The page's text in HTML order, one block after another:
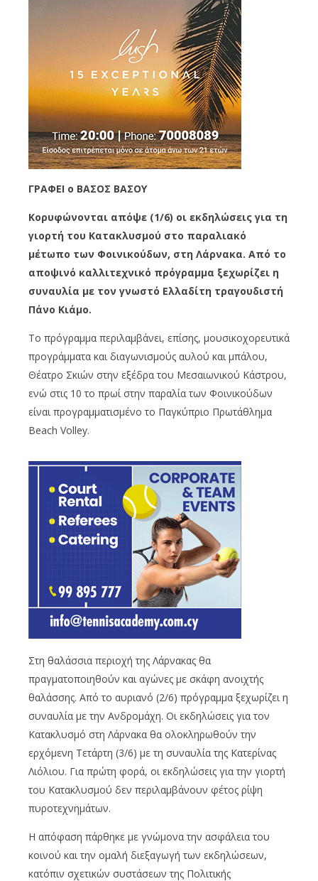
ΓΡΑΦΕΙ ο ΒΑΣΟΣ ΒΑΣΟΥ
Κορυφώνονται απόψε (1/6) οι εκδηλώσεις για τη
γιορτή του Κατακλυσμού στο παραλιακό
μέτωπο των Φοινικούδων, στη Λάρνακα. Από το
αποψινό καλλιτεχνικό πρόγραμμα ξεχωρίζει η
συναυλία με τον γνωστό Ελλαδίτη τραγουδιστή
Πάνο Κιάμο.
Το πρόγραμμα περιλαμβάνει, επίσης, μουσικοχορευτικά
προγράμματα και διαγωνισμούς αυλού και μπάλου,
Θέατρο Σκιών στην εξέδρα του Μεσαιωνικού Κάστρου,
ενώ στις 10 το πρωί στην παραλία των Φοινικούδων
είναι προγραμματισμένο το Παγκύπριο Πρωτάθλημα
Beach Volley.
Στη θαλάσσια περιοχή της Λάρνακας θα
πραγματοποιηθούν και αγώνες με σκάφη ανοιχτής
θαλάσσης. Από το αυριανό (2/6) πρόγραμμα ξεχωρίζει η
συναυλία με την Ανδρομάχη. Οι εκδηλώσεις για τον
Κατακλυσμό στη Λάρνακα θα ολοκληρωθούν την
ερχόμενη Τετάρτη (3/6) με τη συναυλία της Κατερίνας
Λιόλιου. Για πρώτη φορά, οι εκδηλώσεις για την γιορτή
του Κατακλυσμού δεν περιλαμβάνουν φέτος ρίψη
πυροτεχνημάτων.
Η απόφαση πάρθηκε με γνώμονα την ασφάλεια του
κοινού και την ομαλή διεξαγωγή των εκδηλώσεων,
κατόπιν σχετικών συστάσεων της Πολιτικής